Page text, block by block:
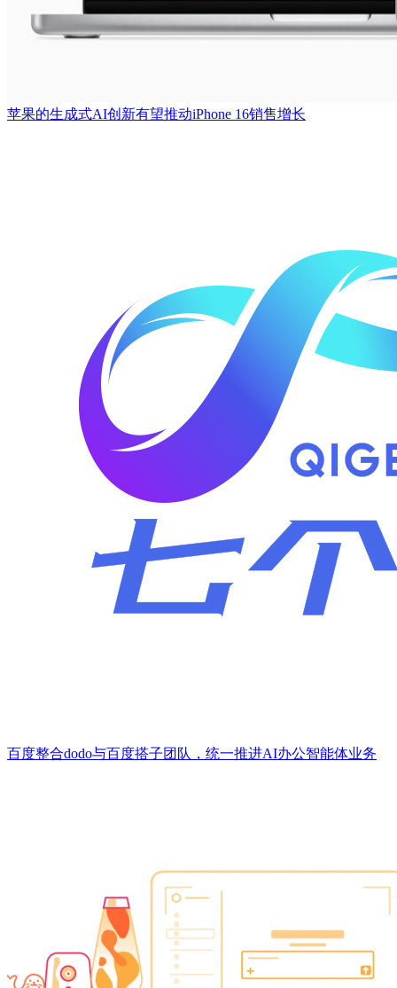
​苹果的生成式AI创新有望推动iPhone 16销售增长
百度整合dodo与百度搭子团队，统一推进AI办公智能体业务